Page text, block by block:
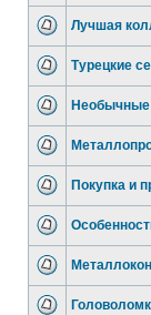
Лучшая
Турецкие
Необычные
Покупка и